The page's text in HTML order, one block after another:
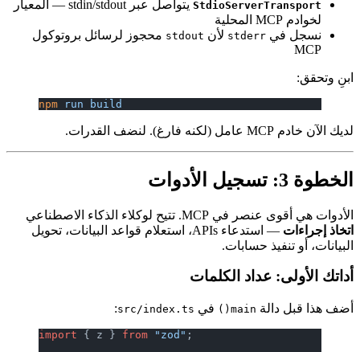
StdioServerTransport
يتواصل عبر stdin/stdout — المعيار
لخوادم MCP المحلية
نسجل في stderrلأنstdoutمحجوز لرسائل بروتوكول
MCP
ابنِ وتحقق:
npm run build
لديك الآن خادم MCP عامل (لكنه فارغ). لنضف القدرات.
الخطوة 3: تسجيل الأدوات
الأدوات هي أقوى عنصر في MCP. تتيح لوكلاء الذكاء الاصطناعي
اتخاذ إجراءات
— استدعاء APIs، استعلام قواعد البيانات، تحويل
البيانات، أو تنفيذ حسابات.
أداتك الأولى: عداد الكلمات
أضف هذا قبل دالةmain() في src/index.ts
:
import { z } from "zod"